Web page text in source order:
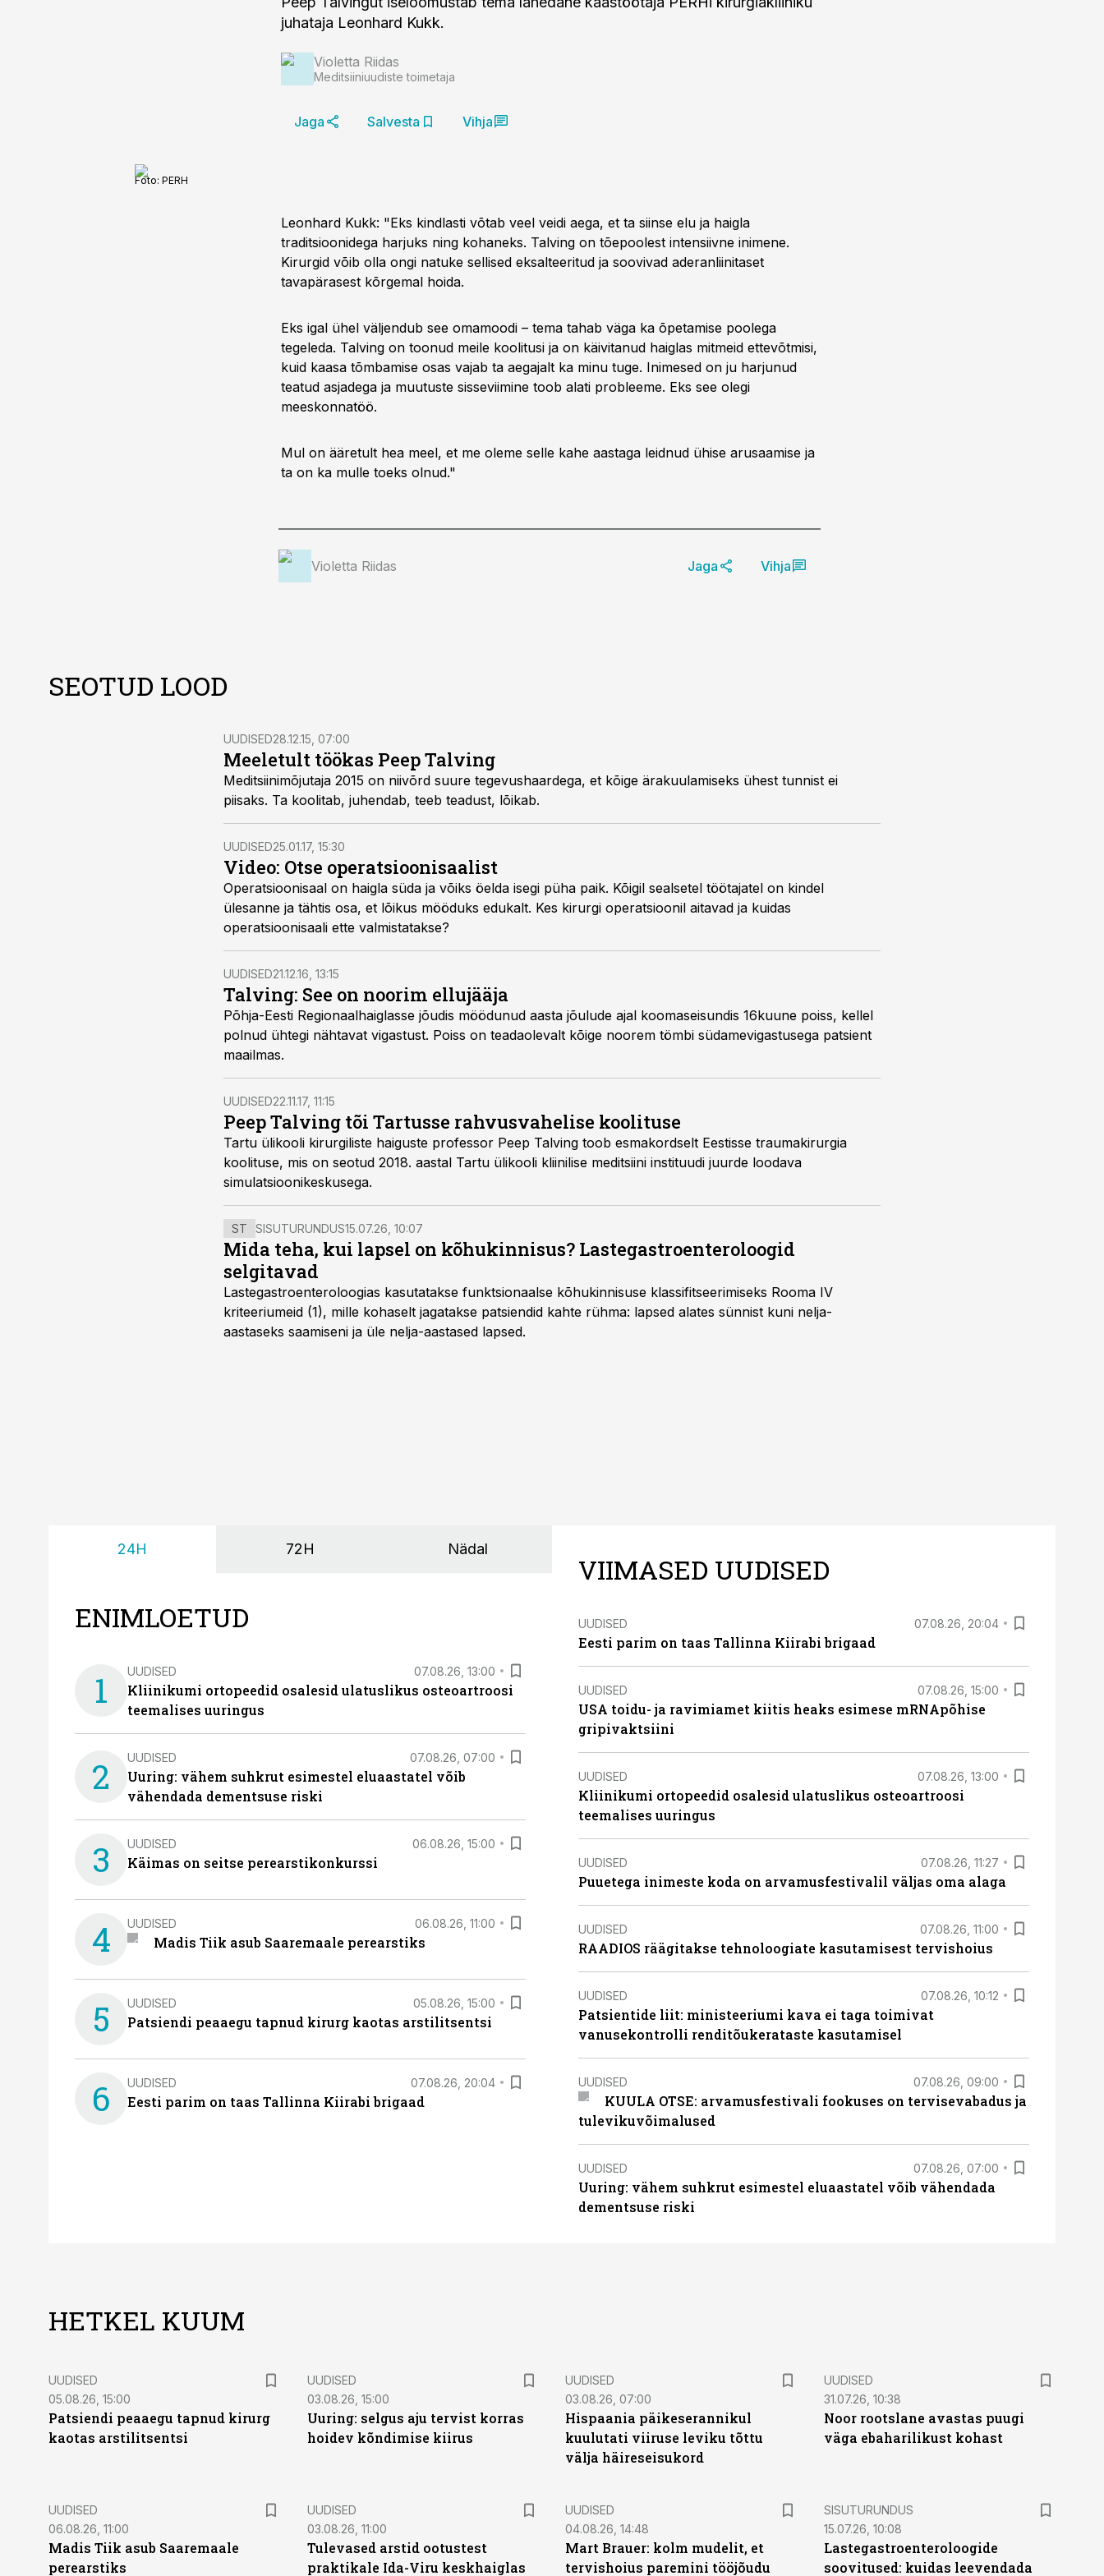
Violetta Riidas
Meditsiiniuudiste toimetaja
Jaga Salvesta Vihja
Foto: PERH
Leonhard Kukk: "Eks kindlasti võtab veel veidi aega, et ta siinse elu ja haigla
traditsioonidega harjuks ning kohaneks. Talving on tõepoolest intensiivne inimene.
Kirurgid võib olla ongi natuke sellised eksalteeritud ja soovivad aderanliinitaset
tavapärasest kõrgemal hoida.
Eks igal ühel väljendub see omamoodi – tema tahab väga ka õpetamise poolega
tegeleda. Talving on toonud meile koolitusi ja on käivitanud haiglas mitmeid ettevõtmisi,
kuid kaasa tõmbamise osas vajab ta aegajalt ka minu tuge. Inimesed on ju harjunud
teatud asjadega ja muutuste sisseviimine toob alati probleeme. Eks see olegi
meeskonnatöö.
Mul on ääretult hea meel, et me oleme selle kahe aastaga leidnud ühise arusaamise ja
ta on ka mulle toeks olnud."
Violetta Riidas Jaga Vihja
SEOTUD LOOD
UUDISED28.12.15, 07:00
Meeletult töökas Peep Talving
Meditsiinimõjutaja 2015 on niivõrd suure tegevushaardega, et kõige ärakuulamiseks ühest tunnist ei
piisaks. Ta koolitab, juhendab, teeb teadust, lõikab.
UUDISED25.01.17, 15:30
Video: Otse operatsioonisaalist
Operatsioonisaal on haigla süda ja võiks öelda isegi püha paik. Kõigil sealsetel töötajatel on kindel
ülesanne ja tähtis osa, et lõikus mööduks edukalt. Kes kirurgi operatsioonil aitavad ja kuidas
operatsioonisaali ette valmistatakse?
UUDISED21.12.16, 13:15
Talving: See on noorim ellujääja
Põhja-Eesti Regionaalhaiglasse jõudis möödunud aasta jõulude ajal koomaseisundis 16kuune poiss, kellel
polnud ühtegi nähtavat vigastust. Poiss on teadaolevalt kõige noorem tömbi südamevigastusega patsient
maailmas.
UUDISED22.11.17, 11:15
Peep Talving tõi Tartusse rahvusvahelise koolituse
Tartu ülikooli kirurgiliste haiguste professor Peep Talving toob esmakordselt Eestisse traumakirurgia
koolituse, mis on seotud 2018. aastal Tartu ülikooli kliinilise meditsiini instituudi juurde loodava
simulatsioonikeskusega.
ST SISUTURUNDUS15.07.26, 10:07
Mida teha, kui lapsel on kõhukinnisus? Lastegastroenteroloogid
selgitavad
Lastegastroenteroloogias kasutatakse funktsionaalse kõhukinnisuse klassifitseerimiseks Rooma IV
kriteeriumeid (1), mille kohaselt jagatakse patsiendid kahte rühma: lapsed alates sünnist kuni nelja-
aastaseks saamiseni ja üle nelja-aastased lapsed.
24H 72H Nädal
ENIMLOETUD
1 UUDISED 07.08.26, 13:00
Kliinikumi ortopeedid osalesid ulatuslikus osteoartroosi
teemalises uuringus
2 UUDISED 07.08.26, 07:00
Uuring: vähem suhkrut esimestel eluaastatel võib
vähendada dementsuse riski
3 UUDISED 06.08.26, 15:00
Käimas on seitse perearstikonkurssi
4 UUDISED 06.08.26, 11:00
Madis Tiik asub Saaremaale perearstiks
5 UUDISED 05.08.26, 15:00
Patsiendi peaaegu tapnud kirurg kaotas arstilitsentsi
6 UUDISED 07.08.26, 20:04
Eesti parim on taas Tallinna Kiirabi brigaad
VIIMASED UUDISED
UUDISED 07.08.26, 20:04
Eesti parim on taas Tallinna Kiirabi brigaad
UUDISED 07.08.26, 15:00
USA toidu- ja ravimiamet kiitis heaks esimese mRNApõhise
gripivaktsiini
UUDISED 07.08.26, 13:00
Kliinikumi ortopeedid osalesid ulatuslikus osteoartroosi
teemalises uuringus
UUDISED 07.08.26, 11:27
Puuetega inimeste koda on arvamusfestivalil väljas oma alaga
UUDISED 07.08.26, 11:00
RAADIOS räägitakse tehnoloogiate kasutamisest tervishoius
UUDISED 07.08.26, 10:12
Patsientide liit: ministeeriumi kava ei taga toimivat
vanusekontrolli renditõukerataste kasutamisel
UUDISED 07.08.26, 09:00
KUULA OTSE: arvamusfestivali fookuses on tervisevabadus ja
tulevikuvõimalused
UUDISED 07.08.26, 07:00
Uuring: vähem suhkrut esimestel eluaastatel võib vähendada
dementsuse riski
HETKEL KUUM
UUDISED
05.08.26, 15:00
Patsiendi peaaegu tapnud kirurg
kaotas arstilitsentsi
UUDISED
03.08.26, 15:00
Uuring: selgus aju tervist korras
hoidev kõndimise kiirus
UUDISED
03.08.26, 07:00
Hispaania päikeserannikul
kuulutati viiruse leviku tõttu
välja häireseisukord
UUDISED
31.07.26, 10:38
Noor rootslane avastas puugi
väga ebaharilikust kohast
UUDISED
06.08.26, 11:00
Madis Tiik asub Saaremaale
perearstiks
UUDISED
03.08.26, 11:00
Tulevased arstid ootustest
praktikale Ida-Viru keskhaiglas
UUDISED
04.08.26, 14:48
Mart Brauer: kolm mudelit, et
tervishoius paremini tööjõudu
ST
SISUTURUNDUS
15.07.26, 10:08
Lastegastroenteroloogide
soovitused: kuidas leevendada